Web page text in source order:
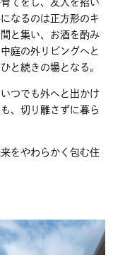
なるのは正方形のキ
と集い、お酒を酌み
庭の外リビングへと
と続きの場となる。
つでも外へと出かけ
、切り離さずに暮ら
をやわらかく包む住